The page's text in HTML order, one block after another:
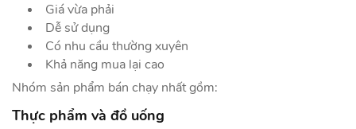
Giá vừa phải
Dễ sử dụng
Có nhu cầu thường xuyên
Khả năng mua lại cao
Nhóm sản phẩm bán chạy nhất gồm:
Thực phẩm và đồ uống